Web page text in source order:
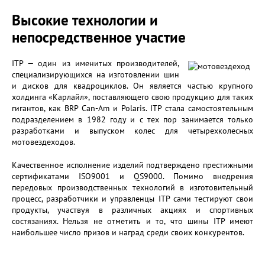
Высокие технологии и
непосредственное участие
ITP — один из именитых производителей,
специализирующихся на изготовлении шин
и дисков для квадроциклов. Он является частью крупного
холдинга «Карлайл», поставляющего свою продукцию для таких
гигантов, как BRP Can-Am и Polaris. ITP стала самостоятельным
подразделением в 1982 году и с тех пор занимается только
разработками и выпуском колес для четырехколесных
мотовездеходов.
Качественное исполнение изделий подтверждено престижными
сертификатами ISO9001 и QS9000. Помимо внедрения
передовых производственных технологий в изготовительный
процесс, разработчики и управленцы ITP сами тестируют свои
продукты, участвуя в различных акциях и спортивных
состязаниях. Нельзя не отметить и то, что шины ITP имеют
наибольшее число призов и наград среди своих конкурентов.